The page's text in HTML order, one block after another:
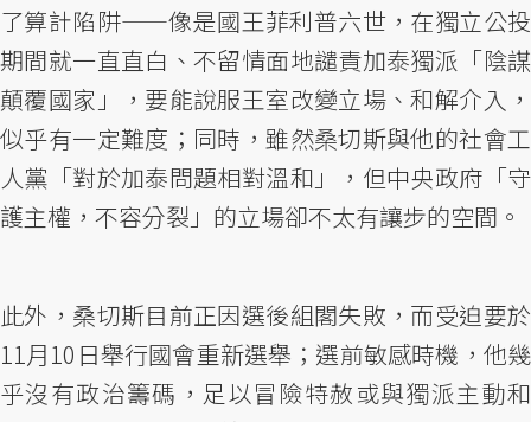
了算計陷阱——像是國王菲利普六世，在獨立公投
期間就一直直白、不留情面地譴責加泰獨派「陰謀
顛覆國家」，要能說服王室改變立場、和解介入，
似乎有一定難度；同時，雖然桑切斯與他的社會工
人黨「對於加泰問題相對溫和」，但中央政府「守
護主權，不容分裂」的立場卻不太有讓步的空間。
此外，桑切斯目前正因選後組閣失敗，而受迫要於
11月10日舉行國會重新選舉；選前敏感時機，他幾
乎沒有政治籌碼，足以冒險特赦或與獨派主動和